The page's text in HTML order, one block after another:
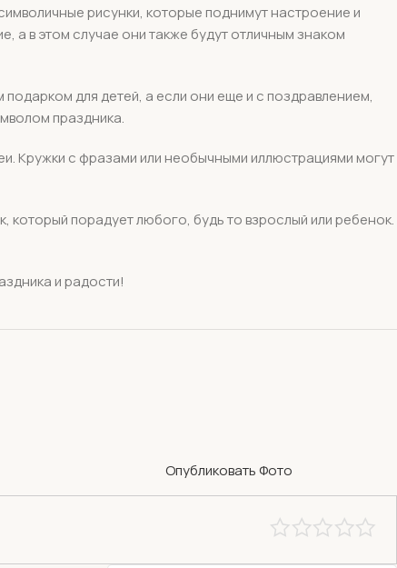
рисунки, которые поднимут настроение и
а в этом случае они также будут отличным знаком
для детей, а если они еще и с поздравлением,
праздника.
Кружки с фразами или необычными иллюстрациями могут
который порадует любого, будь то взрослый или ребенок.
и радости!
Опубликовать Фото